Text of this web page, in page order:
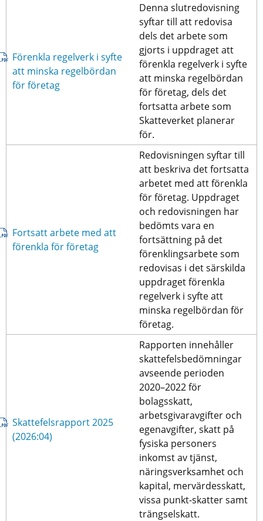
Förenkla regelverk i syfte
att minska regelbördan
för företagpdf, 909 kB.
Denna slutredovisning
syftar till att redovisa
dels det arbete som
gjorts i uppdraget att
förenkla regelverk i syfte
att minska regelbördan
för företag, dels det
fortsatta arbete som
Skatteverket planerar
för.
Fortsatt arbete med att
förenkla för företagpdf, 547 kB.
Redovisningen syftar till
att beskriva det fortsatta
arbetet med att förenkla
för företag. Uppdraget
och redovisningen har
bedömts vara en
fortsättning på det
förenklingsarbete som
redovisas i det särskilda
uppdraget förenkla
regelverk i syfte att
minska regelbördan för
företag.
Skattefelsrapport 2025
(2026:04)
Rapporten innehåller
skattefelsbedömningar
avseende perioden
2020–2022 för
bolagsskatt,
arbetsgivaravgifter och
egenavgifter, skatt på
fysiska personers
inkomst av tjänst,
näringsverksamhet och
kapital, mervärdesskatt,
vissa punkt-skatter samt
trängselskatt.